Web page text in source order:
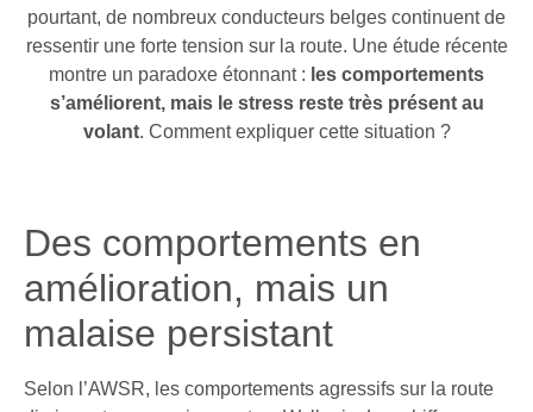
pourtant, de nombreux conducteurs belges continuent de
ressentir une forte tension sur la route. Une étude récente
montre un paradoxe étonnant : les comportements
s’améliorent, mais le stress reste très présent au
volant. Comment expliquer cette situation ?
Des comportements en
amélioration, mais un
malaise persistant
Selon l’AWSR, les comportements agressifs sur la route